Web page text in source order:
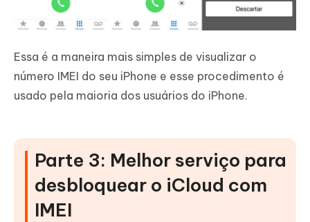
Essa é a maneira mais simples de visualizar o
número IMEI do seu iPhone e esse procedimento é
usado pela maioria dos usuários do iPhone.
Parte 3: Melhor serviço para
desbloquear o iCloud com
IMEI